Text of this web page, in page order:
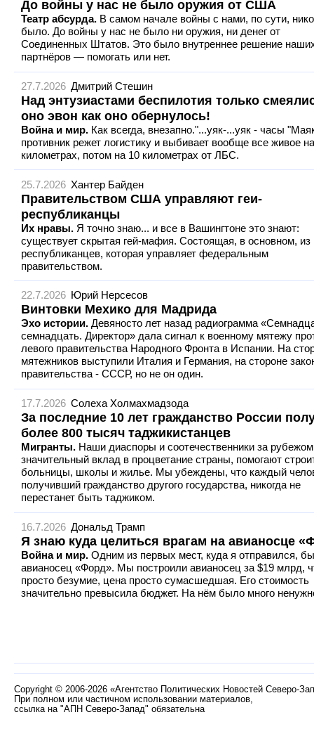
До войны у нас не было оружия от США
Театр абсурда. В самом начале войны с нами, по сути,
было. До войны у нас не было ни оружия, ни денег от
Соединенных Штатов. Это было внутреннее решение
партнёров — помогать или нет.
27.7.2026 Дмитрий Стешин
Над энтузиастами беспилотия только
оно эвон как оно обернулось!
Война и мир. Как всегда, внезапно."...уяк-...уяк - часы
противник режет логистику и выбивает вообще все живое
километрах, потом на 10 километрах от ЛБС.
25.7.2026 Хантер Байден
Правительством США управляют геи-
республиканцы
Их нравы. Я точно знаю... и все в Вашингтоне это знают:
существует скрытая гей-мафия. Состоящая, в основном, из
республиканцев, которая управляет федеральным
правительством.
22.7.2026 Юрий Нерсесов
Винтовки Мехико для Мадрида
Эхо истории. Девяносто лет назад радиограмма
семнадцать. Директор» дала сигнал к военному мятежу
левого правительства Народного Фронта в Испании. На
мятежников выступили Италия и Германия, на стороне
правительства - СССР, но не он один.
17.7.2026 Солеха Холмахмадзода
За последние 10 лет гражданство России
более 800 тысяч таджикистанцев
Мигранты. Наши диаспоры и соотечественники за
значительный вклад в процветание страны, помогают
больницы, школы и жилье. Мы убеждены, что каждый
получивший гражданство другого государства, никогда не
перестанет быть таджиком.
16.7.2026 Дональд Трамп
Я знаю куда целиться врагам на авианосце
Война и мир. Одним из первых мест, куда я отправился,
авианосец «Форд». Мы построили авианосец за $19 млрд,
просто безумие, цена просто сумасшедшая. Его стоимость
значительно превысила бюджет. На нём было много
Copyright © 2006-2026 «Агентство Политических Новостей Северо-
При полном или частичном использовании материалов,
ссылка на "АПН Северо-Запад" обязательна